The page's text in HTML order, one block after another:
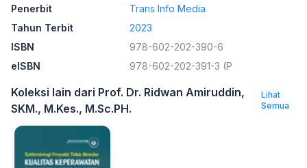
Penerbit
Trans Info Media
Tahun Terbit
2023
ISBN
978-602-202-390-6
eISBN
978-602-202-391-3 (P
Koleksi lain dari Prof. Dr. Ridwan Amiruddin,
SKM., M.Kes., M.Sc.PH.
Lihat
Semua